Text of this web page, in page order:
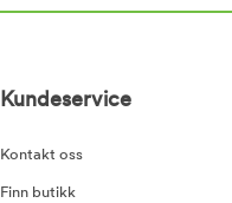
Kundeservice
Kontakt oss
Finn butikk